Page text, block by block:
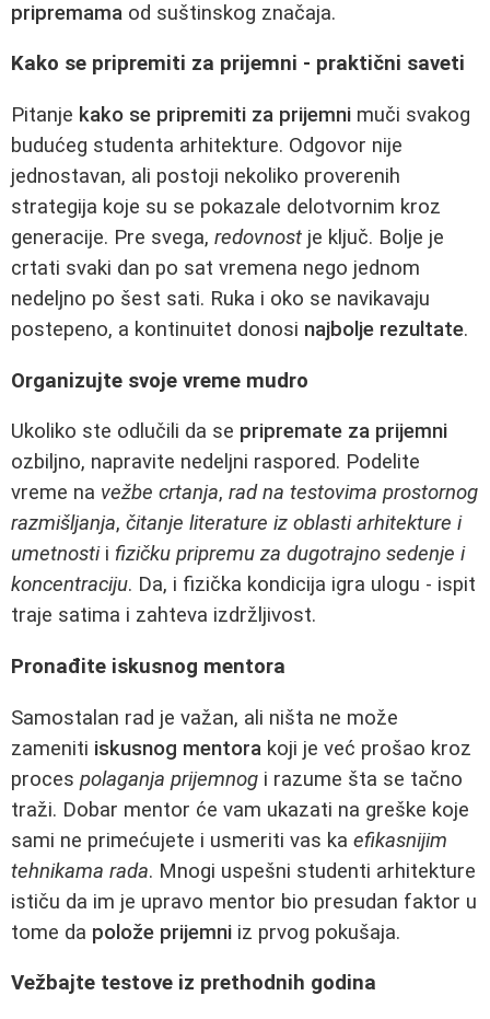
pripremama od suštinskog značaja.
Kako se pripremiti za prijemni - praktični saveti
Pitanje kako se pripremiti za prijemni muči svakog
budućeg studenta arhitekture. Odgovor nije
jednostavan, ali postoji nekoliko proverenih
strategija koje su se pokazale delotvornim kroz
generacije. Pre svega, redovnost je ključ. Bolje je
crtati svaki dan po sat vremena nego jednom
nedeljno po šest sati. Ruka i oko se navikavaju
postepeno, a kontinuitet donosi najbolje rezultate.
Organizujte svoje vreme mudro
Ukoliko ste odlučili da se pripremate za prijemni
ozbiljno, napravite nedeljni raspored. Podelite
vreme na vežbe crtanja, rad na testovima prostornog
razmišljanja, čitanje literature iz oblasti arhitekture i
umetnostii fizičku pripremu za dugotrajno sedenje i
koncentraciju. Da, i fizička kondicija igra ulogu - ispit
traje satima i zahteva izdržljivost.
Pronađite iskusnog mentora
Samostalan rad je važan, ali ništa ne može
zameniti iskusnog mentora koji je već prošao kroz
proces polaganja prijemnog i razume šta se tačno
traži. Dobar mentor će vam ukazati na greške koje
sami ne primećujete i usmeriti vas ka efikasnijim
tehnikama rada. Mnogi uspešni studenti arhitekture
ističu da im je upravo mentor bio presudan faktor u
tome da polože prijemni iz prvog pokušaja.
Vežbajte testove iz prethodnih godina